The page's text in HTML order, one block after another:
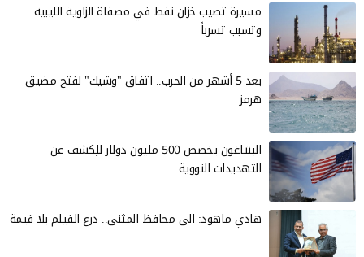
مسيرة تصيب خزان نفط في مصفاة الزاوية الليبية
وتسبب تسرباً
بعد 5 أشهر من الحرب.. اتفاق "وشيك" لفتح مضيق
هرمز
البنتاغون يخصص 500 مليون دولار للِكشف عن
التهديدات النووية
هادي ماهود: الى محافظ المثنى.. درع الفيلم بلا قيمة